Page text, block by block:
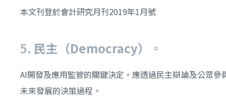
本文刊登於會計研究月刊2019年1月號
5. 民主（Democracy） 。
AI開發及應用監管的關鍵決定，應透過民主辯論及公眾
未來發展的決策過程。